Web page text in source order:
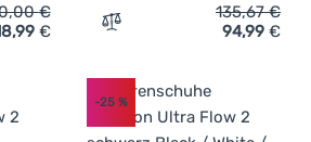
Salomon Genesis Gore-
€
€ Zum Vergleich
135,67€
94,99 €
-25%